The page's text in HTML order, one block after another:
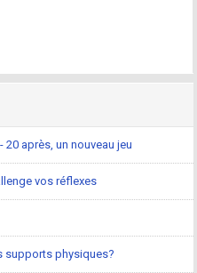
après, un nouveau jeu
vos réflexes
supports physiques?